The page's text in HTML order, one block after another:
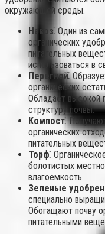
окружающей среды.
Навоз⁚ Один из
органических
питательных
использоваться в
Перегной⁚
органических
Обладает высокой
структуру почвы.
Компост⁚
органических
питательных
Торф⁚
болотистых
влагоемкость.
Зеленые
специально
Обогащают почву
питательными